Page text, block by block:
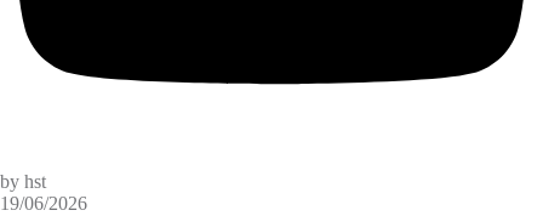
by hst
19/06/2026